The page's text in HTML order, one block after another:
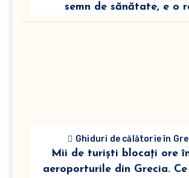
semn de sănătate, e o
Ghiduri de călătorie în
Mii de turiști blocați ore
aeroporturile din Grecia.